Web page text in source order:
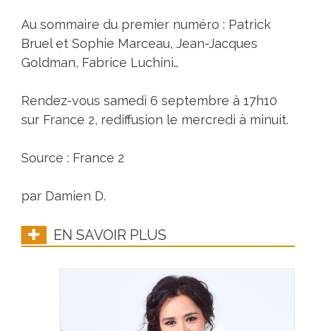
Au sommaire du premier numéro : Patrick
Bruel et Sophie Marceau, Jean-Jacques
Goldman, Fabrice Luchini…
Rendez-vous samedi 6 septembre à 17h10
sur France 2, rediffusion le mercredi à minuit.
Source : France 2
par Damien D.
EN SAVOIR PLUS